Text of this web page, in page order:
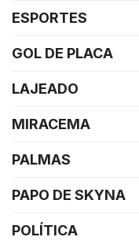
ESPORTES
GOL DE PLACA
LAJEADO
MIRACEMA
PALMAS
PAPO DE SKYNA
POLÍTICA